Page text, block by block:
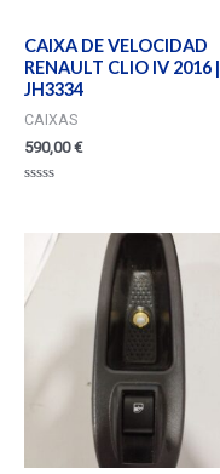
CAIXA DE VELOCIDAD
RENAULT CLIO IV 2016 |
JH3334
CAIXAS
590,00€